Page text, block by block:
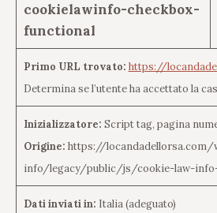
cookielawinfo-checkbox-
functional
Primo URL trovato: https://
Determina se l’utente ha accettato la
Inizializzatore: Script tag, pagina
Origine: https://
info/legacy/public/js/cookie-law-info-
Dati inviati in: Italia (adeguato)